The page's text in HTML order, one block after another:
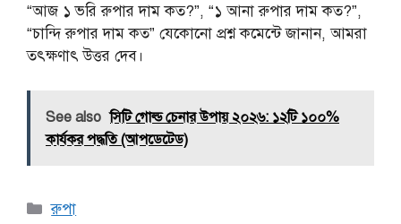
“আজ ১ ভরি রুপার দাম কত?”, “১ আনা রুপার দাম কত?”,
“চান্দি রুপার দাম কত” যেকোনো প্রশ্ন কমেন্টে জানান, আমরা
তৎক্ষণাৎ উত্তর দেব।
See also সিটি গোল্ড চেনার উপায় ২০২৬: ১২টি ১০০%
কার্যকর পদ্ধতি (আপডেটেড)
Categories
রুপা